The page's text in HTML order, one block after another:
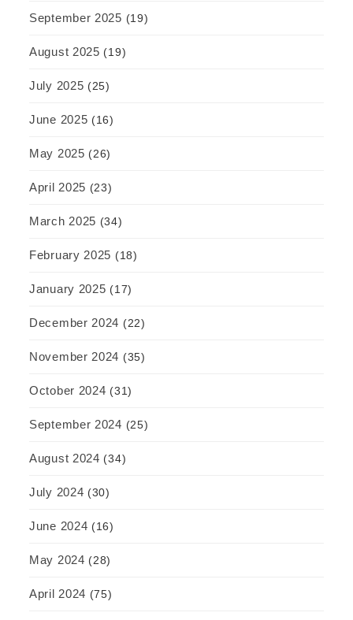
September 2025 (19)
August 2025 (19)
July 2025 (25)
June 2025 (16)
May 2025 (26)
April 2025 (23)
March 2025 (34)
February 2025 (18)
January 2025 (17)
December 2024 (22)
November 2024 (35)
October 2024 (31)
September 2024 (25)
August 2024 (34)
July 2024 (30)
June 2024 (16)
May 2024 (28)
April 2024 (75)